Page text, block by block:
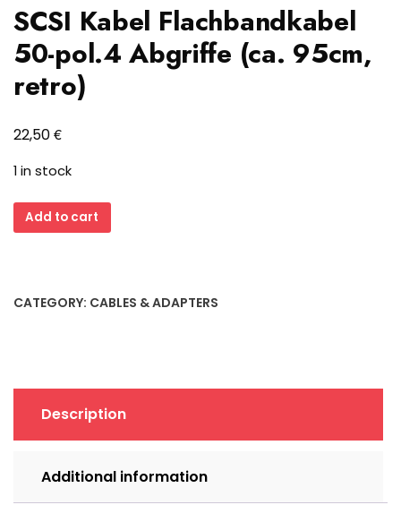
SCSI Kabel Flachbandkabel
50-pol.4 Abgriffe (ca. 95cm,
retro)
22,50€
1 in stock
SCSI
Kabel
pol.4
retro)
quantity
Add to cart
CATEGORY: CABLES & ADAPTERS
Description
Additional information